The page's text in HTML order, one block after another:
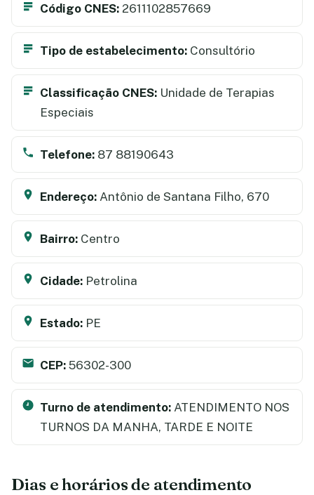
Código CNES: 2611102857669
Tipo de estabelecimento: Consultório
Classificação CNES: Unidade de Terapias
Especiais
Telefone: 87 88190643
Endereço: Antônio de Santana Filho, 670
Bairro: Centro
Cidade: Petrolina
Estado: PE
CEP: 56302-300
Turno de atendimento: ATENDIMENTO NOS
TURNOS DA MANHA, TARDE E NOITE
Dias e horários de atendimento